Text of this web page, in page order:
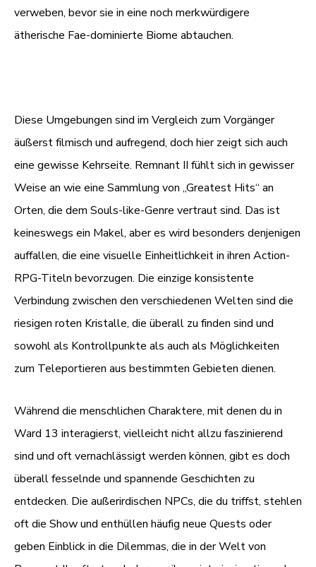
verweben, bevor sie in eine noch merkwürdigere
ätherische Fae-dominierte Biome abtauchen.
Diese Umgebungen sind im Vergleich zum Vorgänger
äußerst filmisch und aufregend, doch hier zeigt sich auch
eine gewisse Kehrseite. Remnant II fühlt sich in gewisser
Weise an wie eine Sammlung von „Greatest Hits“ an
Orten, die dem Souls-like-Genre vertraut sind. Das ist
keineswegs ein Makel, aber es wird besonders denjenigen
auffallen, die eine visuelle Einheitlichkeit in ihren Action-
RPG-Titeln bevorzugen. Die einzige konsistente
Verbindung zwischen den verschiedenen Welten sind die
riesigen roten Kristalle, die überall zu finden sind und
sowohl als Kontrollpunkte als auch als Möglichkeiten
zum Teleportieren aus bestimmten Gebieten dienen.
Während die menschlichen Charaktere, mit denen du in
Ward 13 interagierst, vielleicht nicht allzu faszinierend
sind und oft vernachlässigt werden können, gibt es doch
überall fesselnde und spannende Geschichten zu
entdecken. Die außerirdischen NPCs, die du triffst, stehlen
oft die Show und enthüllen häufig neue Quests oder
geben Einblick in die Dilemmas, die in der Welt von